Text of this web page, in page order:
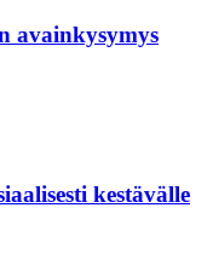
avainkysymys
kestävälle